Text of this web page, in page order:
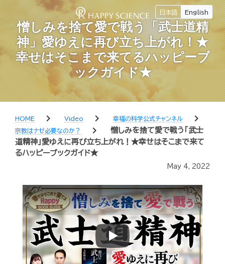
日本語 English
憎しみを捨て愛で戦う「武士道精
神」愛ゆえに再び立ち上がれ！★
幸せはそこまで来てるハッピーブ
ックガイド★
HOME chevron_right Video chevron_right 幸福の科学公式チャンネル chevron_right
宗教はナゼ必要なのか？ chevron_right
憎しみを捨て愛で戦う「武士
道精神」愛ゆえに再び立ち上がれ！★幸せはそこまで来て
るハッピーブックガイド★
May 4, 2022
Play